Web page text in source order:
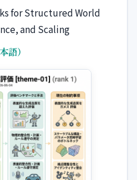
for Structured World
and Scaling
語）